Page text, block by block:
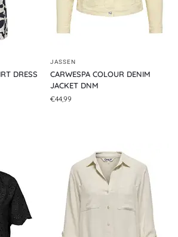
DRESS
JASSEN
CARWESPA COLOUR DENIM
JACKET DNM
€44,99